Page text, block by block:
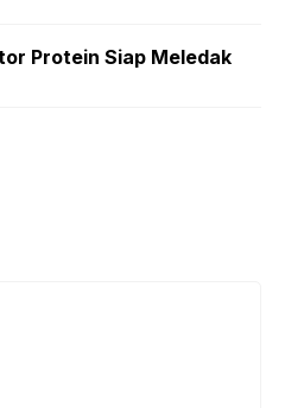
Protein Siap Meledak